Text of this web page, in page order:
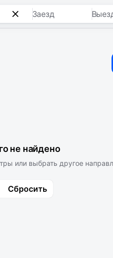
Заезд
не найдено
или выбрать другое
Сбросить